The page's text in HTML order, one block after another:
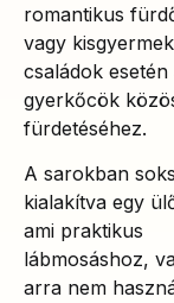
romantikus
vagy
családok esetén
gyerkőcök
fürdetéséhez.
A sarokban
kialakítva egy
ami praktikus
lábmosáshoz,
arra nem